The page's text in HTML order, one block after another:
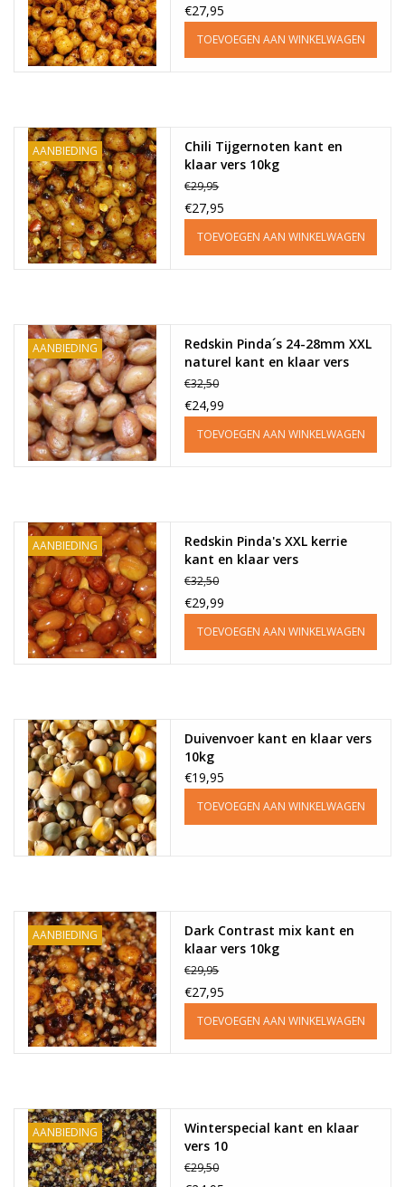
€27,95
TOEVOEGEN AAN WINKELWAGEN
AANBIEDING
Chili Tijgernoten kant en
klaar vers 10kg
€29,95
€27,95
TOEVOEGEN AAN WINKELWAGEN
AANBIEDING
Redskin Pinda´s 24-28mm XXL
naturel kant en klaar vers
€32,50
€24,99
TOEVOEGEN AAN WINKELWAGEN
AANBIEDING
Redskin Pinda's XXL kerrie
kant en klaar vers
€32,50
€29,99
TOEVOEGEN AAN WINKELWAGEN
Duivenvoer kant en klaar vers
10kg
€19,95
TOEVOEGEN AAN WINKELWAGEN
AANBIEDING
Dark Contrast mix kant en
klaar vers 10kg
€29,95
€27,95
TOEVOEGEN AAN WINKELWAGEN
AANBIEDING
Winterspecial kant en klaar
vers 10
€29,50